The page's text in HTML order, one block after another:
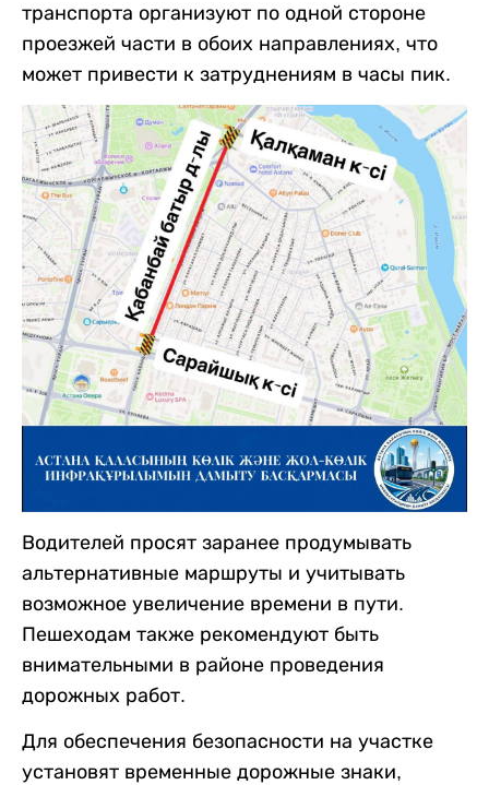
транспорта организуют по одной стороне
проезжей части в обоих направлениях, что
может привести к затруднениям в часы пик.
Водителей просят заранее продумывать
альтернативные маршруты и учитывать
возможное увеличение времени в пути.
Пешеходам также рекомендуют быть
внимательными в районе проведения
дорожных работ.
Для обеспечения безопасности на участке
установят временные дорожные знаки,